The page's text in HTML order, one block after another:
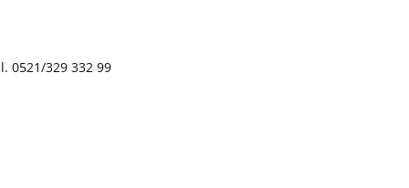
0521/329 332 99